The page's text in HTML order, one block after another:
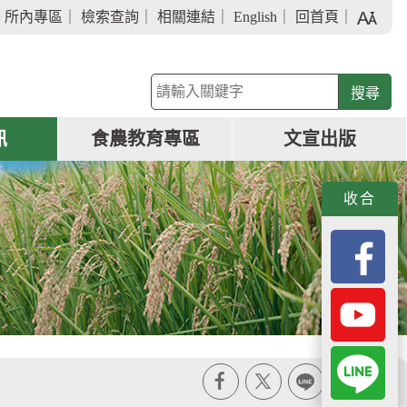
所內專區 檢索查詢 相關連結 English 回首頁
小
關
鍵
查
詢
食農教育專區 文宣出版
收合